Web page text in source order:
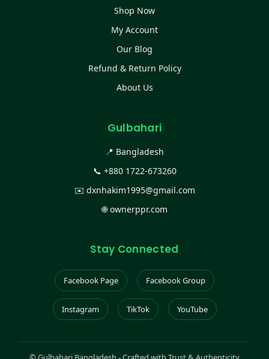
Shop Now
My Account
Our Blog
Refund & Return Policy
About Us
Gulbahari
📍 Bangladesh
📞 +880 1722-673260
✉️ dxnhakim1995@gmail.com
🌐ownerppr.com
Stay Connected
Facebook Page Facebook Group
Instagram TikTok YouTube